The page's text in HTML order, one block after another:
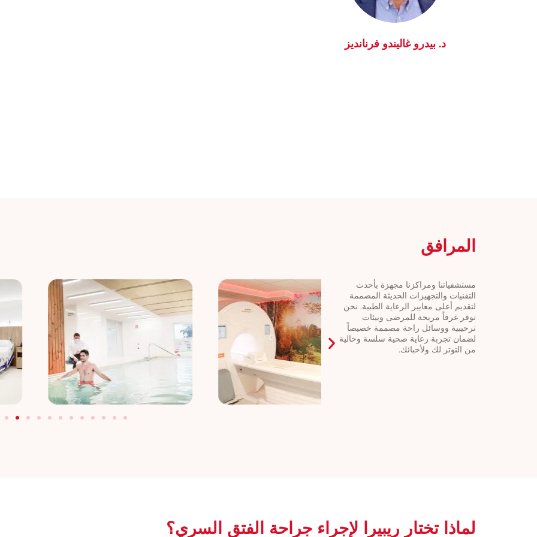
د. بيدرو غاليندو فرنانديز
المرافق
مستشفياتنا ومراكزنا مجهزة بأحدث
التقنيات والتجهيزات الحديثة المصممة
لتقديم أعلى معايير الرعاية الطبية. نحن
نوفر غرفاً مريحة للمرضى وبيئات
ترحيبية ووسائل راحة مصممة خصيصاً
لضمان تجربة رعاية صحية سلسة وخالية
من التوتر لك ولأحبائك.
لماذا تختار ريبيرا لإجراء جراحة الفتق السري؟